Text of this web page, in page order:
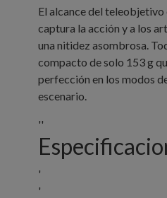
El alcance del
captura la acción y a los
una nitidez asombrosa.
compacto de solo 153 g
perfección en los modos
escenario.
''
'
'